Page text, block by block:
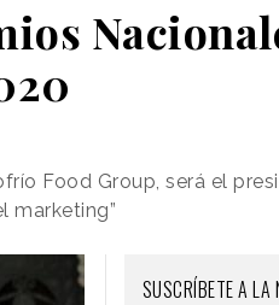
Food Group, será el
marketing”
SUSCRÍBETE A LA